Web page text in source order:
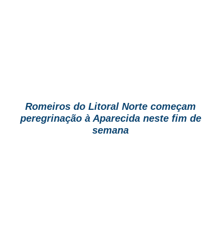
Romeiros do Litoral Norte começam
peregrinação à Aparecida neste fim de
semana